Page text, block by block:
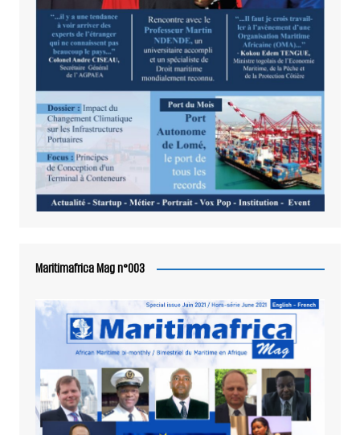
Maritimafrica Mag n°003